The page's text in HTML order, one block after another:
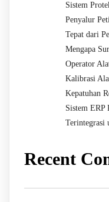
Sistem
Penyalur
Tepat dari
Mengapa
Operator
Kalibrasi
Kepatuhan
Sistem
Terintegrasi
Recent